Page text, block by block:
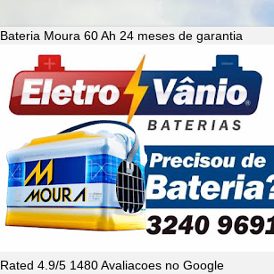
Bateria Moura 60 Ah 24 meses de garantia
Rated 4.9/5 1480Avaliacoes no Google